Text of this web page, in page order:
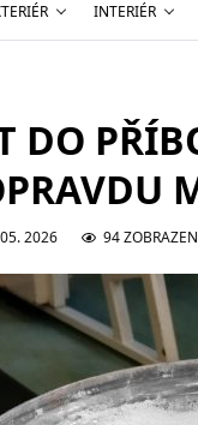
INTERIÉR
DO
2026 94